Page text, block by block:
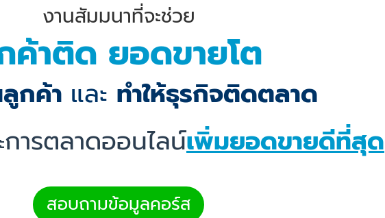
งานสัมมนาที่จะช่วย
ค้าติด ยอดขายโต
กค้า และ ทำให้ธุรกิจติดตลาด
การตลาดออนไลน์เพิ่มยอดขายดีที่สุด
สอบถามข้อมูลคอร์ส